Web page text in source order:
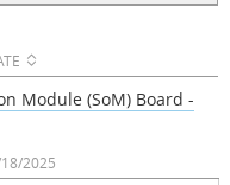
Module (SoM) Board -
2025